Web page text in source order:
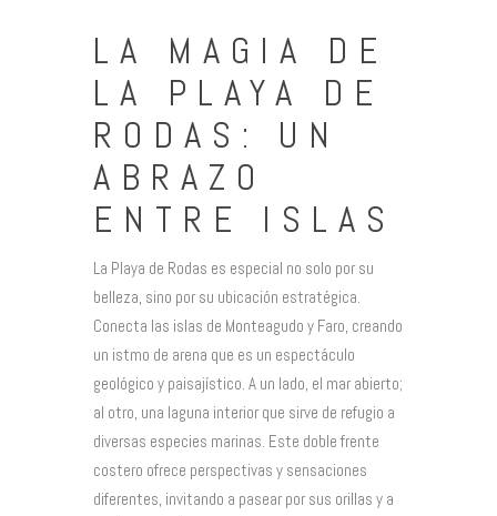
LA MAGIA DE
LA PLAYA DE
RODAS: UN
ABRAZO
ENTRE ISLAS
La Playa de Rodas es especial no solo por su
belleza, sino por su ubicación estratégica.
Conecta las islas de Monteagudo y Faro, creando
un istmo de arena que es un espectáculo
geológico y paisajístico. A un lado, el mar abierto;
al otro, una laguna interior que sirve de refugio a
diversas especies marinas. Este doble frente
costero ofrece perspectivas y sensaciones
diferentes, invitando a pasear por sus orillas y a